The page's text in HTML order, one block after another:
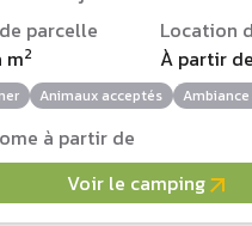
parcelle
m2
Location
À partir de
Animaux acceptés
à partir de
Voir le camping